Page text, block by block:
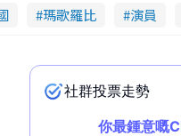
瑪歌羅比 演員